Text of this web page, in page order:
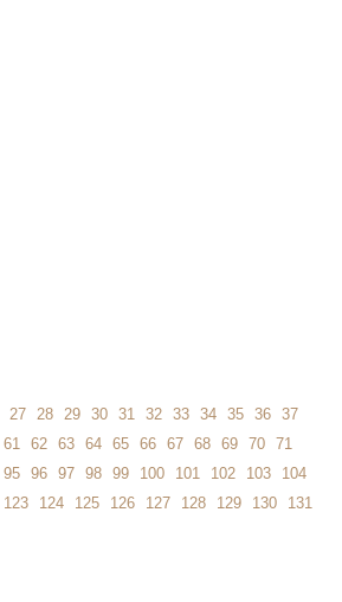
27 28 29 30 31 32 33 34 35 36 37
61 62 63 64 65 66 67 68 69 70 71
95 96 97 98 99 100 101 102 103
104
123 124 125 126 127 128 129 130
131